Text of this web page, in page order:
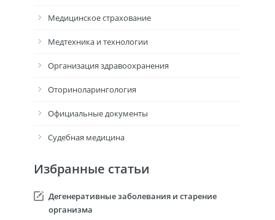
Медицинское страхование
Медтехника и технологии
Организация здравоохранения
Оториноларингология
Официальные документы
Судебная медицина
Избранные статьи
Дегенеративные заболевания и старение
организма